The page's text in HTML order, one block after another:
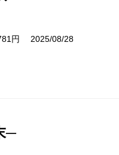
円 2025/08/28
─